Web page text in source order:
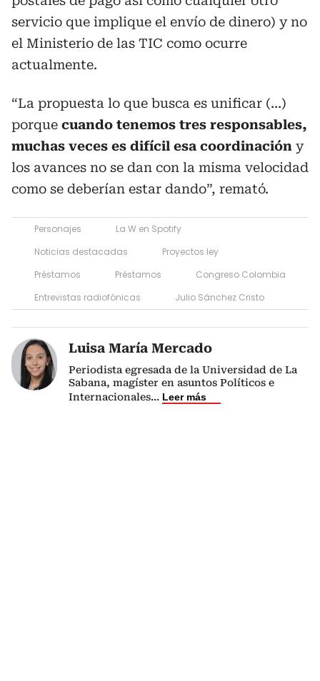
servicio que implique el envío de dinero) y no
el Ministerio de las TIC como ocurre
actualmente.
“La propuesta lo que busca es unificar (…)
porque cuando tenemos tres responsables,
muchas veces es difícil esa coordinación y
los avances no se dan con la misma velocidad
como se deberían estar dando”, remató.
Personajes
La W en Spotify
Noticias destacadas
Proyectos ley
Préstamos
Préstamos
Congreso Colombia
Entrevistas radiofónicas
Julio Sánchez Cristo
Luisa María Mercado
Periodista egresada de la Universidad de La
Sabana, magíster en asuntos Políticos e
Internacionales... Leer más